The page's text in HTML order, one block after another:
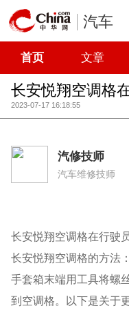
汽车
首页 文章
长安悦翔空调格
2023-07-17 16:18:55
汽修技师
汽车维修技师
长安悦翔空调格在行驶
长安悦翔空调格的方法
手套箱末端用工具将螺
到空调格。以下是关于